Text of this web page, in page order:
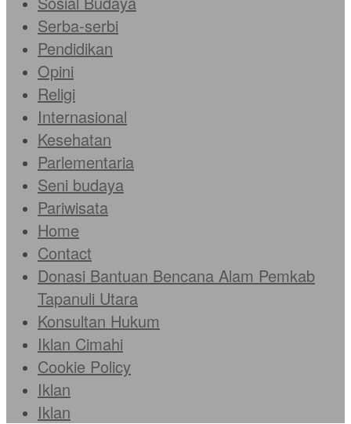
Serba-serbi
Pendidikan
Opini
Religi
Internasional
Kesehatan
Parlementaria
Seni budaya
Pariwisata
Home
Contact
Donasi Bantuan Bencana Alam Pemkab
Tapanuli Utara
Konsultan Hukum
Iklan Cimahi
Cookie Policy
Iklan
Iklan